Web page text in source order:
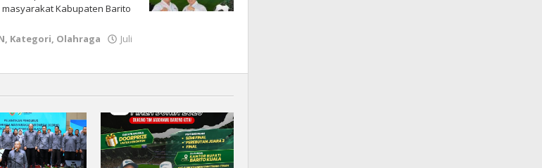
Kabupaten Barito
, Kategori, Olahraga
Juli